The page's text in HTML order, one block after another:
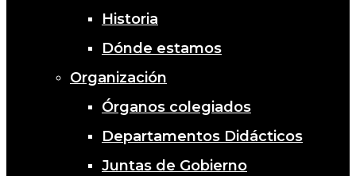
Historia
Dónde estamos
Organización
Órganos colegiados
Departamentos Didácticos
Juntas de Gobierno